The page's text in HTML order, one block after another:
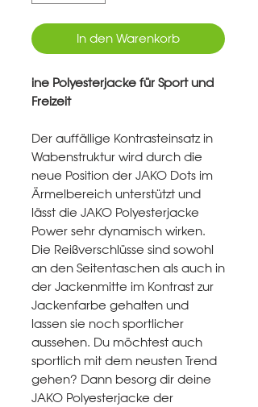
In den Warenkorb
ine Polyesterjacke für Sport und
Freizeit
Der auffällige Kontrasteinsatz in
Wabenstruktur wird durch die
neue Position der JAKO Dots im
Ärmelbereich unterstützt und
lässt die JAKO Polyesterjacke
Power sehr dynamisch wirken.
Die Reißverschlüsse sind sowohl
an den Seitentaschen als auch in
der Jackenmitte im Kontrast zur
Jackenfarbe gehalten und
lassen sie noch sportlicher
aussehen. Du möchtest auch
sportlich mit dem neusten Trend
gehen? Dann besorg dir deine
JAKO Polyesterjacke der